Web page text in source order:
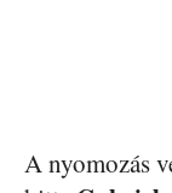
A nyomozás